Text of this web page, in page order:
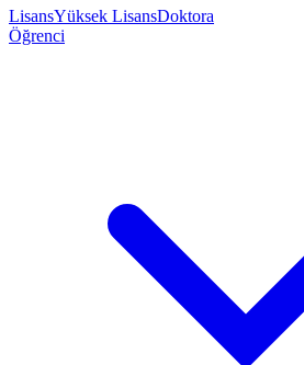
LisansYüksek LisansDoktora
Öğrenci